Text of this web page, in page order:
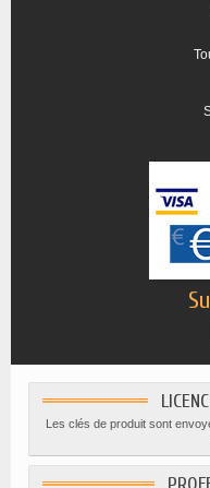
Les clés de produit sont